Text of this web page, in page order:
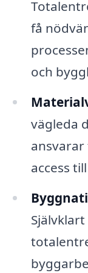
få
och
vägleda
access